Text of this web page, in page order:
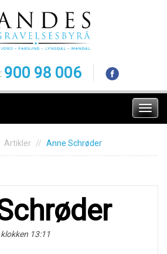
900 98 006
Meny
Artikler Anne Schrøder
13:11